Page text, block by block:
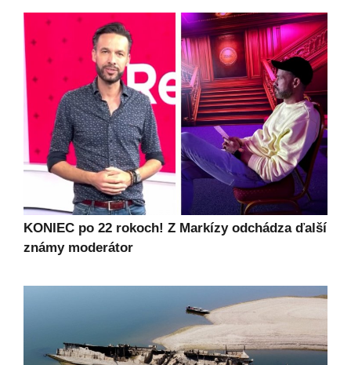
KONIEC po 22 rokoch! Z Markízy odchádza ďalší
známy moderátor